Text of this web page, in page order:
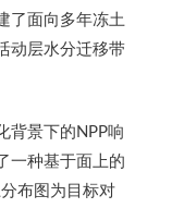
了面向多年冻土
动层水分迁移带
背景下的NPP响
一种基于面上的
布图为目标对